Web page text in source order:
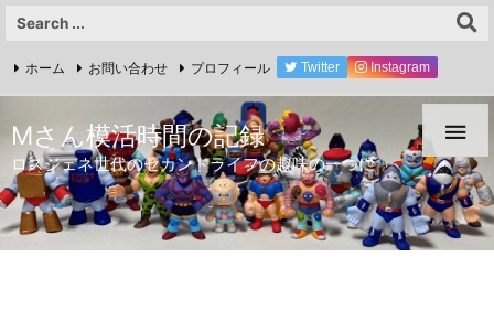

ホーム お問い合わせ プロフィール Twitter Instagram
Mさん模活時間の記録
ロスジェネ世代のセカンドライフの趣味の一つに